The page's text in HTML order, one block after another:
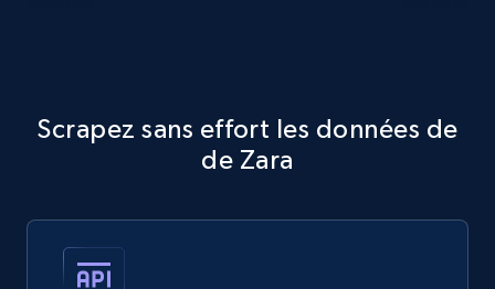
Scrapez sans effort les données de
de Zara